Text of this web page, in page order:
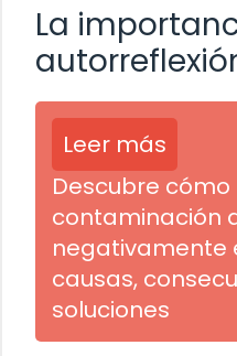
La
Leer más
Descubre cómo
contaminación
negativamente
causas,
soluciones